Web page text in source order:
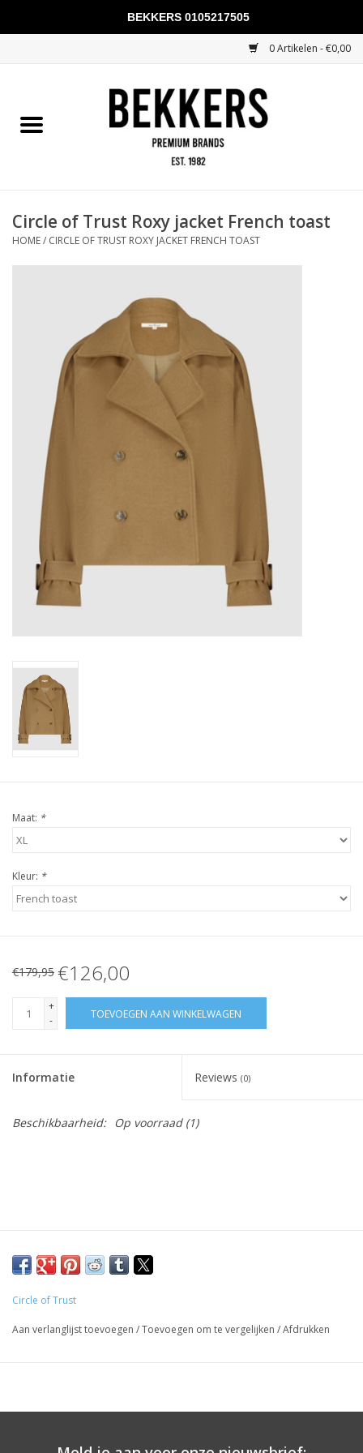
0 Artikelen - €0,00
Mannen
KADOBONNEN
Circle of Trust Roxy jacket French toast
HOME/ CIRCLE OF TRUST ROXY JACKET FRENCH TOAST
Maat: *
Kleur: *
€179,95 €126,00
+
-
TOEVOEGEN AAN WINKELWAGEN
Informatie Reviews (0)
Beschikbaarheid: Op voorraad(1)
Circle of Trust
Aan verlanglijst toevoegen /Toevoegen om te vergelijken /Afdrukken
BEKKERS 0105217505